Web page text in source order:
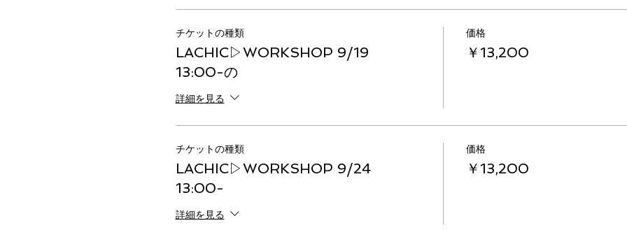
チケットの種類
LACHIC▷WORKSHOP 9/19
13:00-の
詳細を見る
価格
￥13,200
チケットの種類
LACHIC▷WORKSHOP 9/24
13:00-
詳細を見る
価格
￥13,200